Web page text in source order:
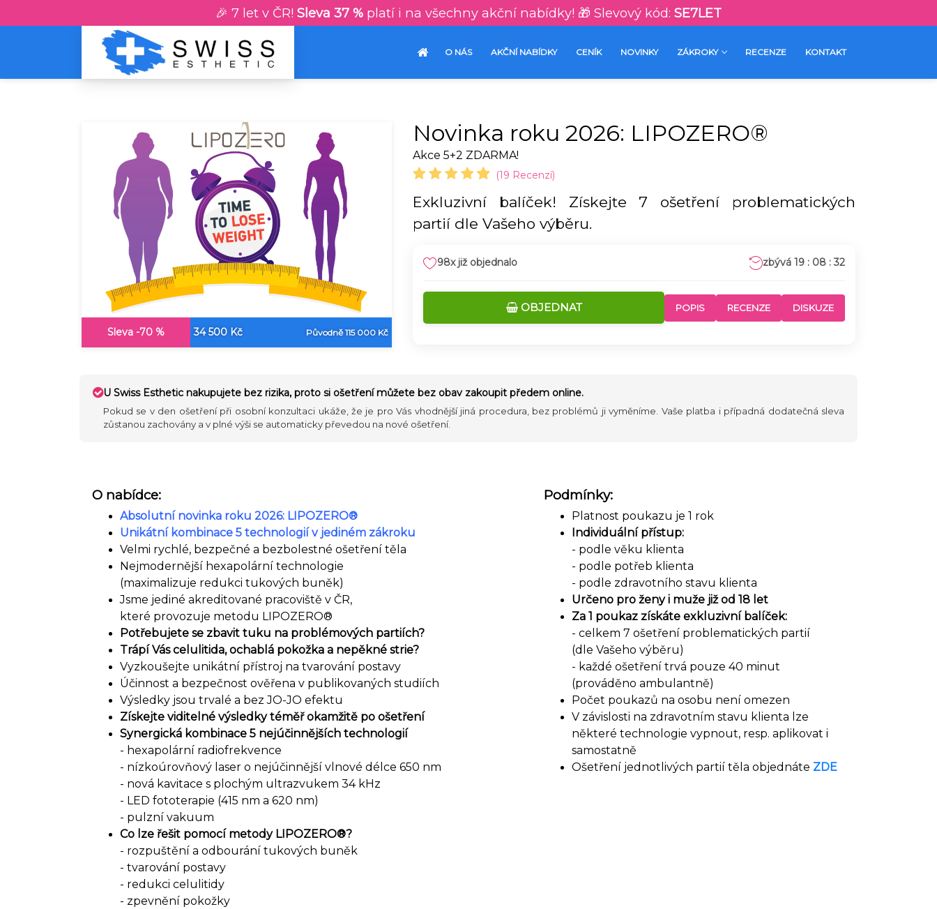
🎉 7 let v ČR! Sleva 37 % platí i na všechny akční nabídky! 🎁 Slevový kód: SE7LET
O NÁS AKČNÍ NABÍDKY CENÍK NOVINKY ZÁKROKY RECENZE KONTAKT
Sleva -70 % 34 500 Kč Původně 115 000 Kč
Novinka roku 2026: LIPOZERO®
Akce 5+2 ZDARMA!
(19 Recenzí)
Exkluzivní balíček! Získejte 7 ošetření problematických
partií dle Vašeho výběru.
98x již objednalo 19 : 08 : 31
OBJEDNAT POPIS RECENZE DISKUZE
U Swiss Esthetic nakupujete bez rizika, proto si ošetření můžete bez obav zakoupit předem online.
Pokud se v den ošetření při osobní konzultaci ukáže, že je pro Vás vhodnější jiná procedura, bez problémů ji vyměníme. Vaše platba i případná dodatečná sleva
zůstanou zachovány a v plné výši se automaticky převedou na nové ošetření.
O nabídce:
Absolutní novinka roku 2026: LIPOZERO®
Unikátní kombinace 5 technologií v jediném zákroku
Velmi rychlé, bezpečné a bezbolestné ošetření těla
Nejmodernější hexapolární technologie
(maximalizuje redukci tukových buněk)
Jsme jediné akreditované pracoviště v ČR,
které provozuje metodu LIPOZERO®
Potřebujete se zbavit tuku na problémových partiích?
Trápí Vás celulitida, ochablá pokožka a nepěkné strie?
Vyzkoušejte unikátní přístroj na tvarování postavy
Účinnost a bezpečnost ověřena v publikovaných studiích
Výsledky jsou trvalé a bez JO-JO efektu
Získejte viditelné výsledky téměř okamžitě po ošetření
Synergická kombinace 5 nejúčinnějších technologií
- hexapolární radiofrekvence
- nízkoúrovňový laser o nejúčinnější vlnové délce 650 nm
- nová kavitace s plochým ultrazvukem 34 kHz
- LED fototerapie (415 nm a 620 nm)
- pulzní vakuum
Co lze řešit pomocí metody LIPOZERO®?
- rozpuštění a odbourání tukových buněk
- tvarování postavy
- redukci celulitidy
- zpevnění pokožky
Podmínky:
Platnost poukazu je 1 rok
Individuální přístup:
- podle věku klienta
- podle potřeb klienta
- podle zdravotního stavu klienta
Určeno pro ženy i muže již od 18 let
Za 1 poukaz získáte exkluzivní balíček:
- celkem 7 ošetření problematických partií
(dle Vašeho výběru)
- každé ošetření trvá pouze 40 minut
(prováděno ambulantně)
Počet poukazů na osobu není omezen
V závislosti na zdravotním stavu klienta lze
některé technologie vypnout, resp. aplikovat i
samostatně
Ošetření jednotlivých partií těla objednáte ZDE